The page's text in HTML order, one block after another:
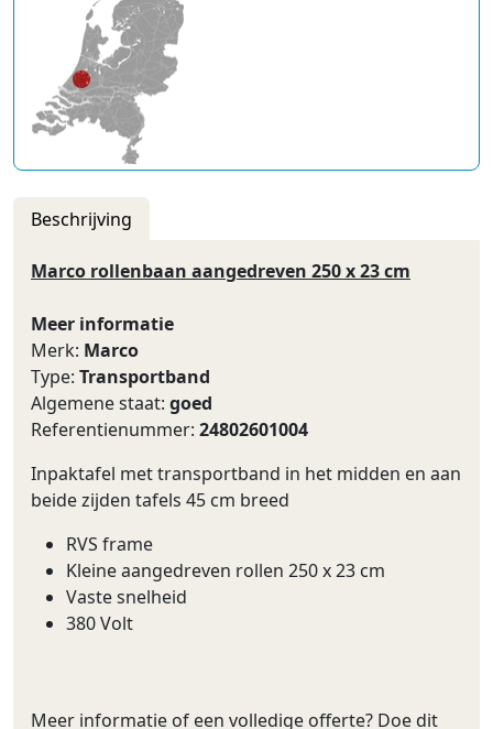
Beschrijving
Marco rollenbaan aangedreven 250 x 23 cm
Meer informatie
Merk: Marco
Type: Transportband
Algemene staat: goed
Referentienummer: 24802601004
Inpaktafel met transportband in het midden en aan
beide zijden tafels 45 cm breed
RVS frame
Kleine aangedreven rollen 250 x 23 cm
Vaste snelheid
380 Volt
Meer informatie of een volledige offerte? Doe dit